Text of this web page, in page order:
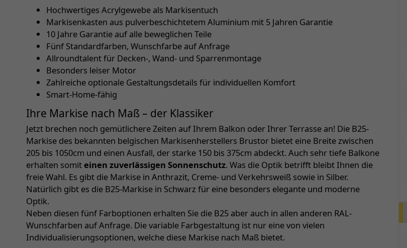
Hochwertiges Acrylgewebe als Markisentuch
Markisenkasten aus pulverbeschichtetem Aluminium mit 5 Jahren Garantie
10 Jahre Garantie auf alle beweglichen Teile
Fünf Standardfarben, Wunschfarbe auf Anfrage
Allroundtalent für Decken-, Wand- und Sparrenmontage
Besonders leiser Motor
Zahlreiche optionale Gestaltungsdetails für individuellen Komfort
Smart-Home-fähig
Ihre Markise nach Maß – der Klassiker
Jetzt brechen noch gemütlichere Zeiten auf Ihrem Balkon oder Ihrer Terrasse an! Die B25-
Markise des bekannten belgischen Markisenherstellers Brustor bietet eine Breite zwischen
205 bis 1050cm und einen Ausfall, der starke 150 bis 375cm abdeckt. Auch sehr tiefe Balkone
erhalten somit einen zuverlässigen Sonnenschutz. Was die Optik betrifft bleibt Ihnen die
freie Wahl. Es gibt die Markise in Anthrazit, Creme- und Verkehrsweiß sowie in Silber.
Natürlich gibt es die B25-Markise in Schwarz für eine besonders elegante und moderne
Optik.
Neben diesen fünf Farboptionen erhalten Sie die B25 aber auch in allen anderen RAL-
Wunschfarben auf Anfrage. Die variable Farbgestaltung ist nur eine von vielen
Individualisierungsoptionen, welche diese Markise nach Maß bietet.